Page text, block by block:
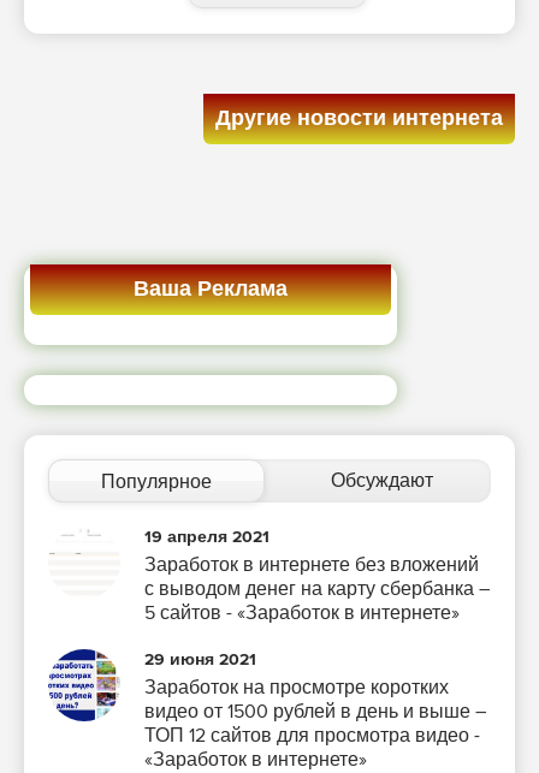
Другие новости интернета
Ваша Реклама
Популярное Обсуждают
19 апреля 2021
Заработок в интернете без вложений
с выводом денег на карту сбербанка –
5 сайтов - «Заработок в интернете»
29 июня 2021
Заработок на просмотре коротких
видео от 1500 рублей в день и выше –
ТОП 12 сайтов для просмотра видео -
«Заработок в интернете»